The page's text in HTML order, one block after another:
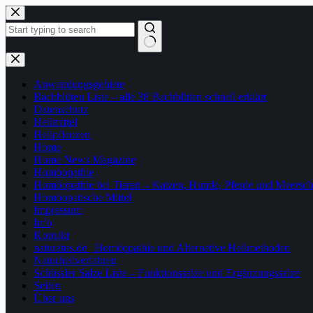
Zum
Inhalt
springen
Keine
Ergebnisse
Anwendungsgebiete
Bachblüten Liste – alle 38 Bachblüten schnell erklärt
Datenschutz
Heilmittel
Heilpflanzen
Home
Home News Magazine
Homöopathie
Homöopathie bei Tieren – Katzen, Hunde, Pferde und
Homöopatische Mittel
Impressum
Info
Kontakt
naturatus.de | Homöopathie und Alternative Heilmethoden
Naturheilverfahren
Schüssler Salze Liste – Funktionssalze und Ergänzungssalze
Seiten
Über uns